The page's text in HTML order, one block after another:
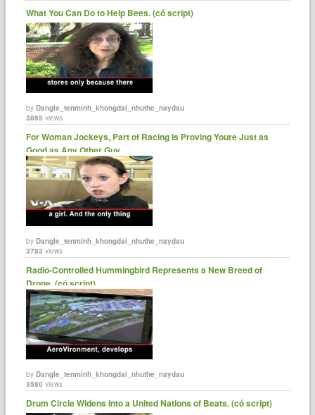
What You Can Do to Help Bees. (có script)
byDangle_tenminh_khongdai_nhuthe_naydau
3895 views
For Woman Jockeys, Part of Racing Is Proving Youre Just as
Good as Any Other Guy.......
byDangle_tenminh_khongdai_nhuthe_naydau
3783 views
Radio-Controlled Hummingbird Represents a New Breed of
Drone. (có script)
byDangle_tenminh_khongdai_nhuthe_naydau
3580 views
Drum Circle Widens Into a United Nations of Beats. (có script)